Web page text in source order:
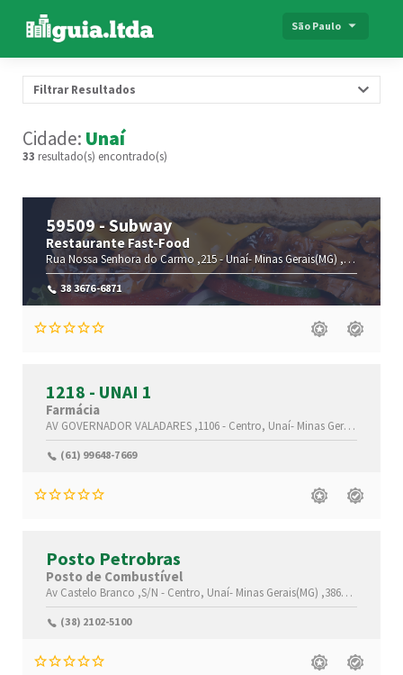
São Paulo
Filtrar Resultados
Cidade: Unaí
33 resultado(s) encontrado(s)
59509 - Subway
Restaurante Fast-Food
Rua Nossa Senhora do Carmo ,215 -Unaí-Minas Gerais(MG) ,38610-000
38 3676-6871
1218 - UNAI 1
Farmácia
AV GOVERNADOR VALADARES ,1106 - Centro, Unaí- Minas Gerais(MG)
(61) 99648-7669
Posto Petrobras
Posto de Combustível
Av Castelo Branco ,S/N - Centro, Unaí- Minas Gerais(MG) ,38610-000
(38) 2102-5100